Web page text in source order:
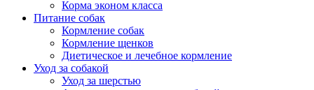
Корма эконом класса
Питание собак
Кормление собак
Кормление щенков
Диетическое и лечебное кормление
Уход за собакой
Уход за шерстью